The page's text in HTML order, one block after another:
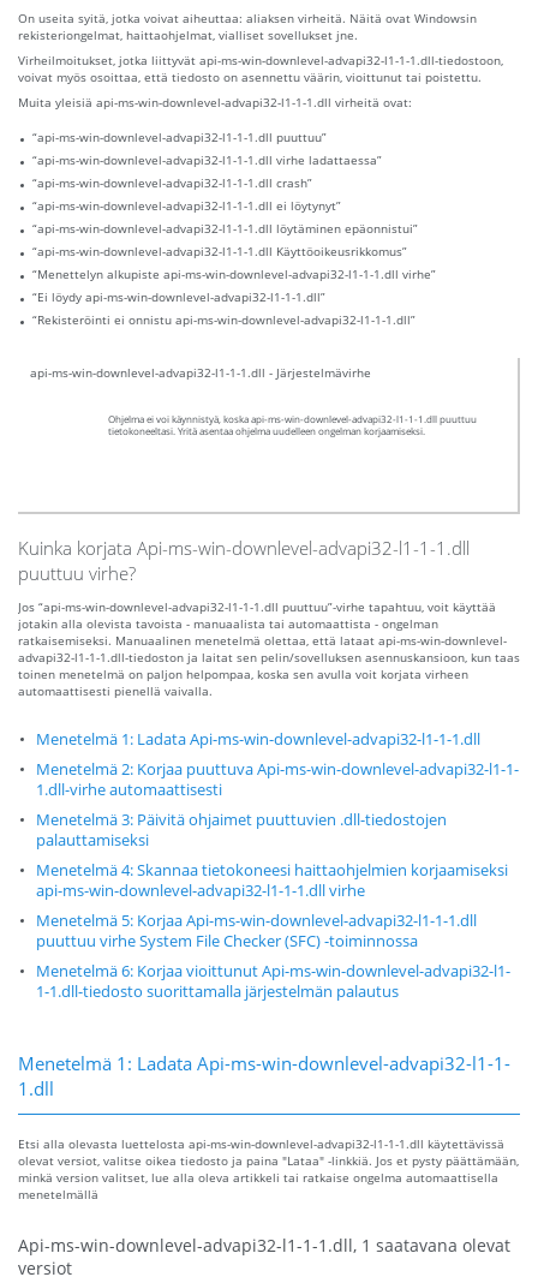
On useita syitä, jotka voivat aiheuttaa: aliaksen virheitä. Näitä ovat Windowsin
rekisteriongelmat, haittaohjelmat, vialliset sovellukset jne.
Virheilmoitukset, jotka liittyvät api-ms-win-downlevel-advapi32-l1-1-1.dll-tiedostoon,
voivat myös osoittaa, että tiedosto on asennettu väärin, vioittunut tai poistettu.
Muita yleisiä api-ms-win-downlevel-advapi32-l1-1-1.dll virheitä ovat:
“api-ms-win-downlevel-advapi32-l1-1-1.dll puuttuu”
“api-ms-win-downlevel-advapi32-l1-1-1.dll virhe ladattaessa”
“api-ms-win-downlevel-advapi32-l1-1-1.dll crash”
“api-ms-win-downlevel-advapi32-l1-1-1.dll ei löytynyt”
“api-ms-win-downlevel-advapi32-l1-1-1.dll löytäminen epäonnistui”
“api-ms-win-downlevel-advapi32-l1-1-1.dll Käyttöoikeusrikkomus”
“Menettelyn alkupiste api-ms-win-downlevel-advapi32-l1-1-1.dll virhe”
“Ei löydy api-ms-win-downlevel-advapi32-l1-1-1.dll”
“Rekisteröinti ei onnistu api-ms-win-downlevel-advapi32-l1-1-1.dll”
api-ms-win-downlevel-advapi32-l1-1-1.dll - Järjestelmävirhe
Ohjelma ei voi käynnistyä, koska api-ms-win-downlevel-advapi32-l1-1-1.dll puuttuu
tietokoneeltasi. Yritä asentaa ohjelma uudelleen ongelman korjaamiseksi.
Kuinka korjata Api-ms-win-downlevel-advapi32-l1-1-1.dll
puuttuu virhe?
Jos “api-ms-win-downlevel-advapi32-l1-1-1.dll puuttuu”-virhe tapahtuu, voit käyttää
jotakin alla olevista tavoista - manuaalista tai automaattista - ongelman
ratkaisemiseksi. Manuaalinen menetelmä olettaa, että lataat api-ms-win-downlevel-
advapi32-l1-1-1.dll-tiedoston ja laitat sen pelin/sovelluksen asennuskansioon, kun taas
toinen menetelmä on paljon helpompaa, koska sen avulla voit korjata virheen
automaattisesti pienellä vaivalla.
Menetelmä 1: Ladata Api-ms-win-downlevel-advapi32-l1-1-1.dll
Menetelmä 2: Korjaa puuttuva Api-ms-win-downlevel-advapi32-l1-1-
1.dll-virhe automaattisesti
Menetelmä 3: Päivitä ohjaimet puuttuvien .dll-tiedostojen
palauttamiseksi
Menetelmä 4: Skannaa tietokoneesi haittaohjelmien korjaamiseksi
api-ms-win-downlevel-advapi32-l1-1-1.dll virhe
Menetelmä 5: Korjaa Api-ms-win-downlevel-advapi32-l1-1-1.dll
puuttuu virhe System File Checker (SFC) -toiminnossa
Menetelmä 6: Korjaa vioittunut Api-ms-win-downlevel-advapi32-l1-
1-1.dll-tiedosto suorittamalla järjestelmän palautus
Menetelmä 1: Ladata Api-ms-win-downlevel-advapi32-l1-1-
1.dll
Etsi alla olevasta luettelosta api-ms-win-downlevel-advapi32-l1-1-1.dll käytettävissä
olevat versiot, valitse oikea tiedosto ja paina "Lataa" -linkkiä. Jos et pysty päättämään,
minkä version valitset, lue alla oleva artikkeli tai ratkaise ongelma automaattisella
menetelmällä
Api-ms-win-downlevel-advapi32-l1-1-1.dll, 1 saatavana olevat
versiot